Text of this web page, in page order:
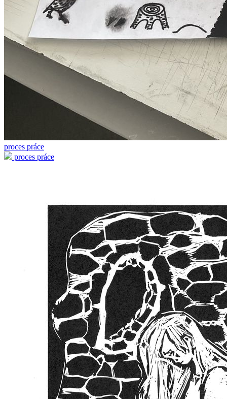
proces práce
proces práce